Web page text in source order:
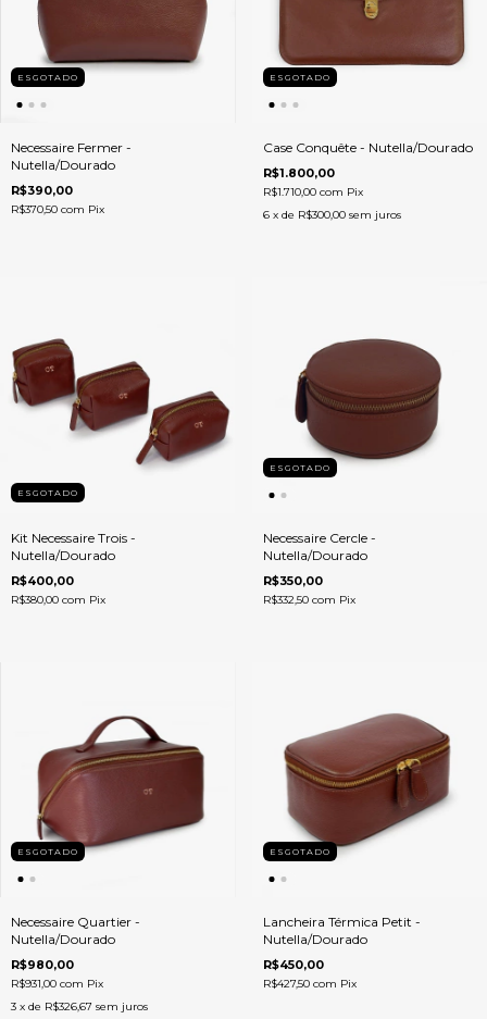
ESGOTADO
Necessaire Fermer -
Nutella/Dourado
R$390,00
R$370,50 com Pix
ESGOTADO
Case Conquête - Nutella/Dourado
R$1.800,00
R$1.710,00 com Pix
6 x de R$300,00 sem juros
ESGOTADO
Kit Necessaire Trois -
Nutella/Dourado
R$400,00
R$380,00 com Pix
ESGOTADO
Necessaire Cercle -
Nutella/Dourado
R$350,00
R$332,50 com Pix
ESGOTADO
Necessaire Quartier -
Nutella/Dourado
R$980,00
R$931,00 com Pix
3 x de R$326,67 sem juros
ESGOTADO
Lancheira Térmica Petit -
Nutella/Dourado
R$450,00
R$427,50 com Pix